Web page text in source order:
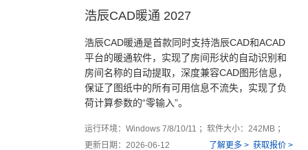
浩辰CAD暖通 2027
浩辰CAD暖通是首款同时支持浩辰CAD和ACAD
平台的暖通软件，实现了房间形状的自动识别和
房间名称的自动提取，深度兼容CAD图形信息，
保证了图纸中的所有可用信息不流失，实现了负
荷计算参数的“零输入”。
运行环境：Windows 7/8/10/11 ；软件大小：242MB ；
更新日期：2026-06-12
获取报价 >
了解更多 >